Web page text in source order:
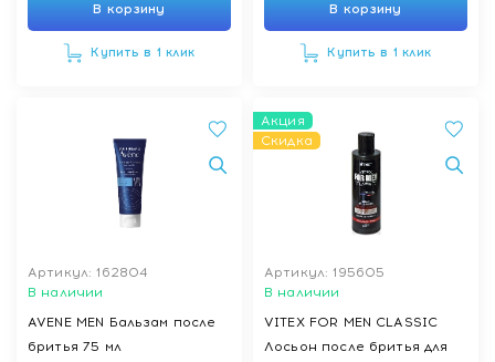
В корзину
Купить в 1 клик
В корзину
Купить в 1 клик
Артикул: 162804
В наличии
AVENE MEN Бальзам после
бритья 75 мл
Акция
Скидка
Артикул: 195605
В наличии
VITEX FOR MEN CLASSIC
Лосьон после бритья для